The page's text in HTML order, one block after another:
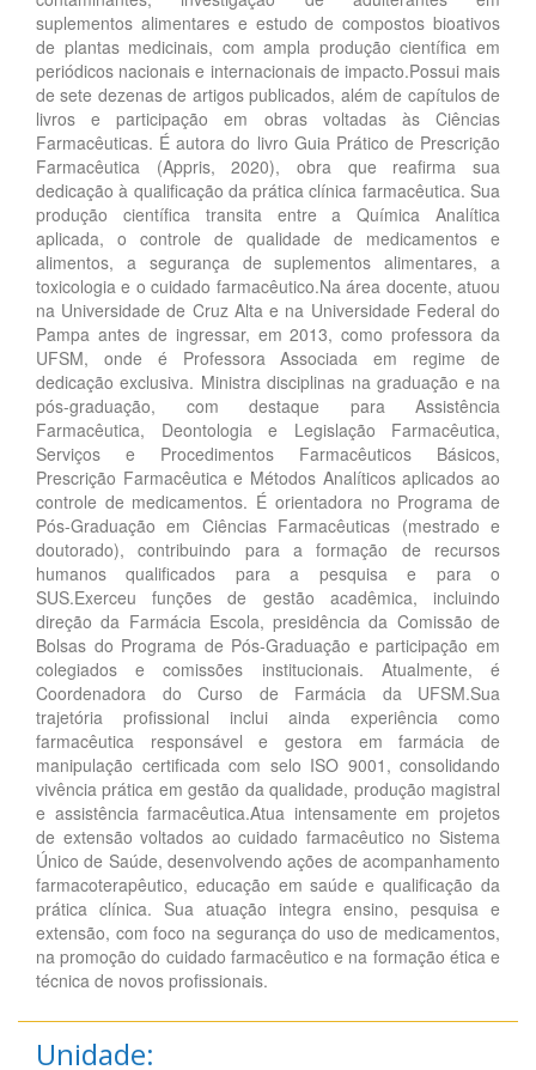
suplementos alimentares e estudo de compostos bioativos
de plantas medicinais, com ampla produção científica em
periódicos nacionais e internacionais de impacto.Possui mais
de sete dezenas de artigos publicados, além de capítulos de
livros e participação em obras voltadas às Ciências
Farmacêuticas. É autora do livro Guia Prático de Prescrição
Farmacêutica (Appris, 2020), obra que reafirma sua
dedicação à qualificação da prática clínica farmacêutica. Sua
produção científica transita entre a Química Analítica
aplicada, o controle de qualidade de medicamentos e
alimentos, a segurança de suplementos alimentares, a
toxicologia e o cuidado farmacêutico.Na área docente, atuou
na Universidade de Cruz Alta e na Universidade Federal do
Pampa antes de ingressar, em 2013, como professora da
UFSM, onde é Professora Associada em regime de
dedicação exclusiva. Ministra disciplinas na graduação e na
pós-graduação, com destaque para Assistência
Farmacêutica, Deontologia e Legislação Farmacêutica,
Serviços e Procedimentos Farmacêuticos Básicos,
Prescrição Farmacêutica e Métodos Analíticos aplicados ao
controle de medicamentos. É orientadora no Programa de
Pós-Graduação em Ciências Farmacêuticas (mestrado e
doutorado), contribuindo para a formação de recursos
humanos qualificados para a pesquisa e para o
SUS.Exerceu funções de gestão acadêmica, incluindo
direção da Farmácia Escola, presidência da Comissão de
Bolsas do Programa de Pós-Graduação e participação em
colegiados e comissões institucionais. Atualmente, é
Coordenadora do Curso de Farmácia da UFSM.Sua
trajetória profissional inclui ainda experiência como
farmacêutica responsável e gestora em farmácia de
manipulação certificada com selo ISO 9001, consolidando
vivência prática em gestão da qualidade, produção magistral
e assistência farmacêutica.Atua intensamente em projetos
de extensão voltados ao cuidado farmacêutico no Sistema
Único de Saúde, desenvolvendo ações de acompanhamento
farmacoterapêutico, educação em saúde e qualificação da
prática clínica. Sua atuação integra ensino, pesquisa e
extensão, com foco na segurança do uso de medicamentos,
na promoção do cuidado farmacêutico e na formação ética e
técnica de novos profissionais.
Unidade: